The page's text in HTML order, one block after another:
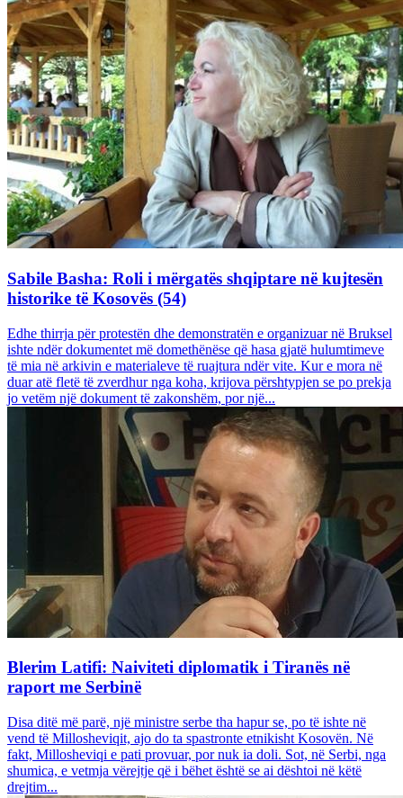
Sabile Basha: Roli i mërgatës shqiptare në kujtesën
historike të Kosovës (54)
Edhe thirrja për protestën dhe demonstratën e organizuar në Bruksel
ishte ndër dokumentet më domethënëse që hasa gjatë hulumtimeve
të mia në arkivin e materialeve të ruajtura ndër vite. Kur e mora në
duar atë fletë të zverdhur nga koha, krijova përshtypjen se po prekja
jo vetëm një dokument të zakonshëm, por një...
Blerim Latifi: Naiviteti diplomatik i Tiranës në
raport me Serbinë
Disa ditë më parë, një ministre serbe tha hapur se, po të ishte në
vend të Millosheviqit, ajo do ta spastronte etnikisht Kosovën. Në
fakt, Millosheviqi e pati provuar, por nuk ia doli. Sot, në Serbi, nga
shumica, e vetmja vërejtje që i bëhet është se ai dështoi në këtë
drejtim...